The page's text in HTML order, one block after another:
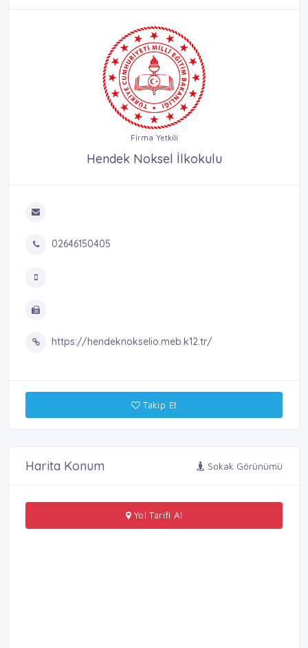
Firma Yetkili
Hendek Noksel İlkokulu
02646150405
https://hendeknokselio.meb.k12.tr/
Takip Et
Harita Konum Sokak Görünümü
Yol Tarifi Al